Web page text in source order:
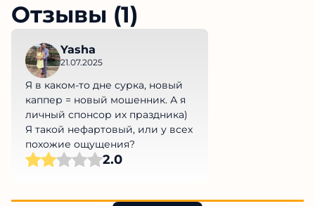
Отзывы (1)
Yasha
21.07.2025
Я в каком-то дне сурка, новый
каппер = новый мошенник. А я
личный спонсор их праздника)
Я такой нефартовый, или у всех
похожие ощущения?
2.0